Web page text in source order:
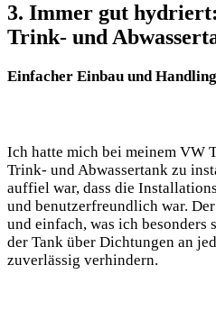
3. Immer gut
Trink- und
Einfacher Einbau und Handling
Ich hatte mich bei meinem VW
Trink- und Abwassertank zu
auffiel war, dass die
und benutzerfreundlich war.
und einfach, was ich besonders
der Tank über Dichtungen an
zuverlässig verhindern.